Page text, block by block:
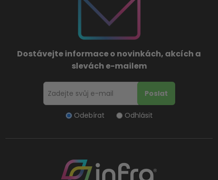
Dostávejte informace o novinkách, akcích a
slevách e-mailem
Odebírat Odhlásit